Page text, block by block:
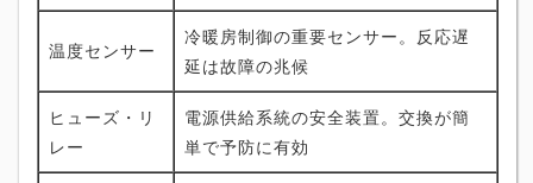
温度センサー
冷暖房制御の重要センサー。反応遅
延は故障の兆候
ヒューズ・リ
レー
電源供給系統の安全装置。交換が簡
単で予防に有効